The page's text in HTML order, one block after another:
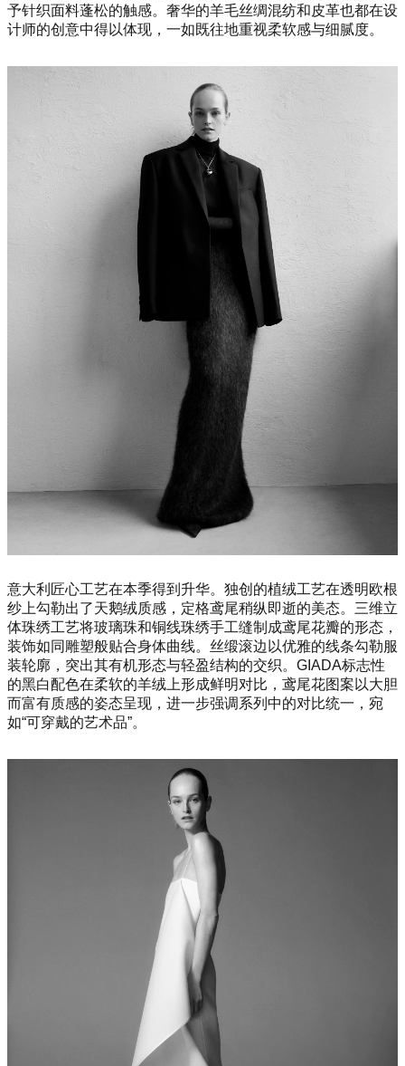
予针织面料蓬松的触感。奢华的羊毛丝绸混纺和皮革也都在设
计师的创意中得以体现，一如既往地重视柔软感与细腻度。
意大利匠心工艺在本季得到升华。独创的植绒工艺在透明欧根
纱上勾勒出了天鹅绒质感，定格鸢尾稍纵即逝的美态。三维立
体珠绣工艺将玻璃珠和铜线珠绣手工缝制成鸢尾花瓣的形态，
装饰如同雕塑般贴合身体曲线。丝缎滚边以优雅的线条勾勒服
装轮廓，突出其有机形态与轻盈结构的交织。GIADA标志性
的黑白配色在柔软的羊绒上形成鲜明对比，鸢尾花图案以大胆
而富有质感的姿态呈现，进一步强调系列中的对比统一，宛
如“可穿戴的艺术品”。